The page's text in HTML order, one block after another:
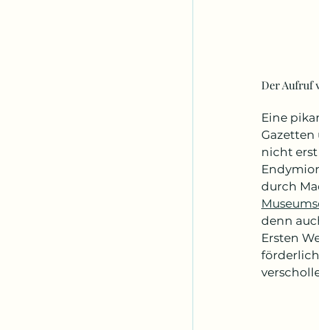
Der Aufruf
Eine
Gazetten
nicht erst
durch
denn
Ersten